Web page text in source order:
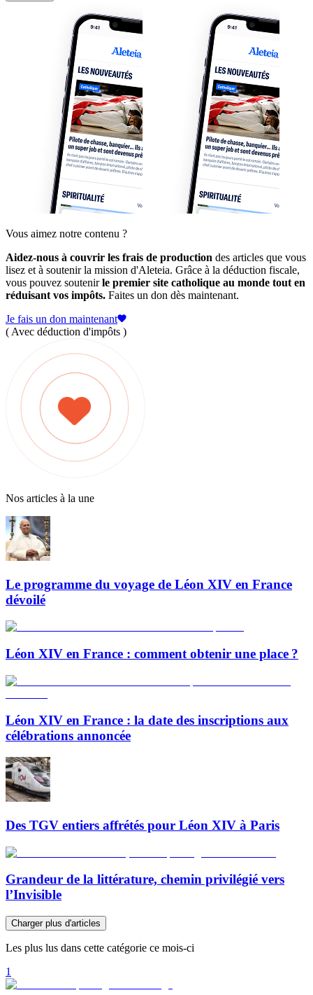
Vous aimez notre contenu ?
Aidez-nous à couvrir les frais de production des articles que vous
lisez et à soutenir la mission d'Aleteia. Grâce à la déduction fiscale,
vous pouvez soutenirle premier site catholique au monde tout en
réduisant vos impôts. Faites un don dès maintenant.
Je fais un don maintenant
( Avec déduction d'impôts )
Nos articles à la une
Le programme du voyage de Léon XIV en France
dévoilé
Léon XIV en France : comment obtenir une place ?
Léon XIV en France : la date des inscriptions aux
célébrations annoncée
Des TGV entiers affrétés pour Léon XIV à Paris
Grandeur de la littérature, chemin privilégié vers
l’Invisible
Charger plus d'articles
Les plus lus dans cette catégorie ce mois-ci
1